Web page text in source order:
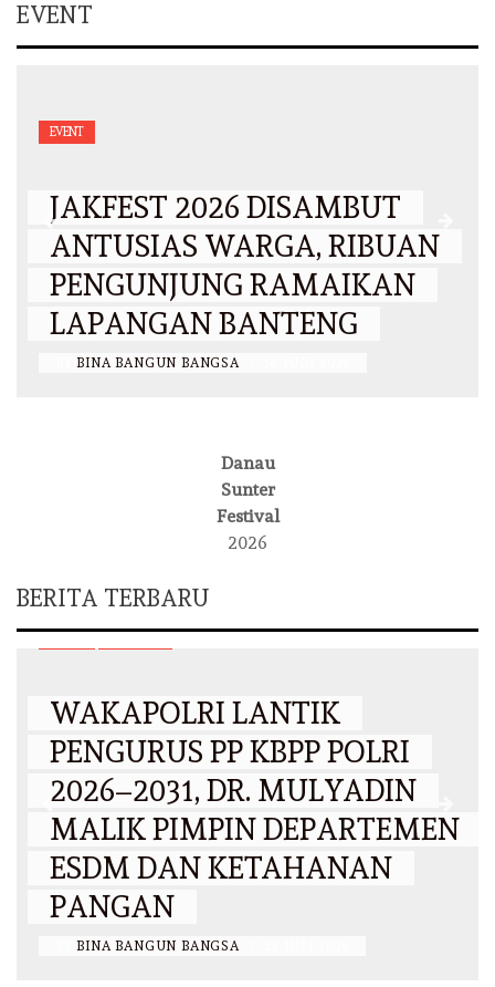
EVENT
EVENT
JAKFEST 2026 DISAMBUT
ANTUSIAS WARGA, RIBUAN
PENGUNJUNG RAMAIKAN
LAPANGAN BANTENG
BINA BANGUN BANGSA
Danau
Sunter
Festival
2026
BERITA TERBARU
WAKAPOLRI LANTIK
PENGURUS PP KBPP POLRI
2026–2031, DR. MULYADIN
MALIK PIMPIN DEPARTEMEN
ESDM DAN KETAHANAN
PANGAN
BINA BANGUN BANGSA